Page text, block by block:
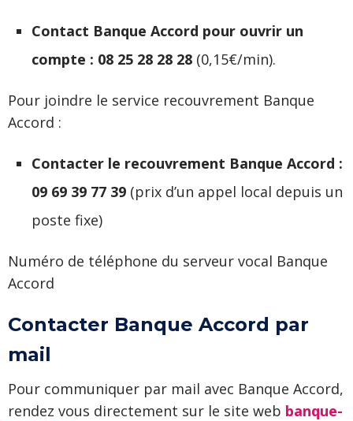
Contact Banque Accord pour ouvrir un
compte : 08 25 28 28 28 (0,15€/min).
Pour joindre le service recouvrement Banque
Accord :
Contacter le recouvrement Banque Accord :
09 69 39 77 39 (prix d’un appel local depuis un
poste fixe)
Numéro de téléphone du serveur vocal Banque
Accord
Contacter Banque Accord par
mail
Pour communiquer par mail avec Banque Accord,
rendez vous directement sur le site web banque-